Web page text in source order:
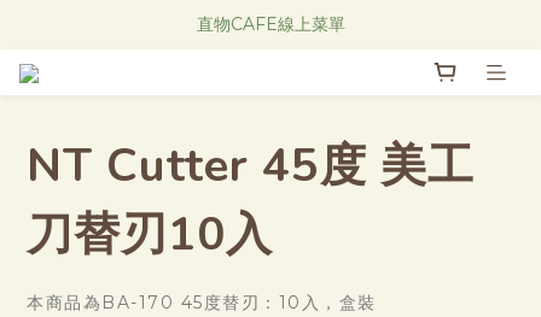
Research Notes 新品發售中！
直物CAFE線上菜單
NT Cutter 45度 美工
刀替刃10入
本商品為BA-170 45度替刃：10入，盒裝